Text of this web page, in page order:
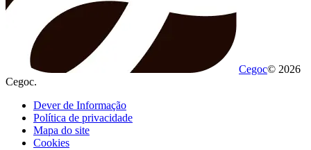
Cegoc© 2026
Cegoc.
Dever de Informação
Política de privacidade
Mapa do site
Cookies